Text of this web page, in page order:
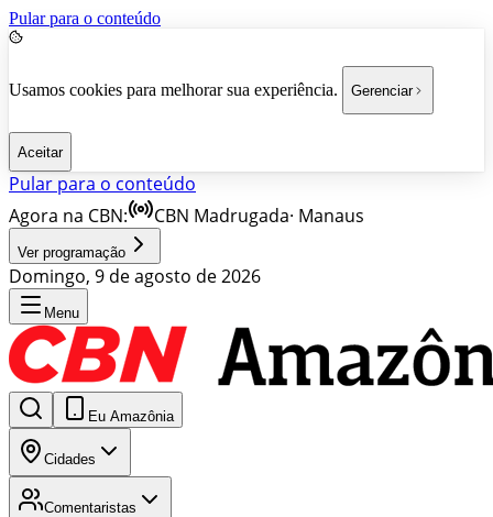
Pular para o conteúdo
Usamos cookies para melhorar sua experiência. Gerenciar
Aceitar
Pular para o conteúdo
Agora na CBN:
CBN Madrugada· Manaus
Ver programação
Domingo, 9 de agosto de 2026
Menu
Eu Amazônia
Cidades
Comentaristas